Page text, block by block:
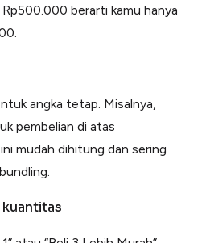
berarti kamu hanya
angka tetap. Misalnya,
pembelian di atas
mudah dihitung dan sering